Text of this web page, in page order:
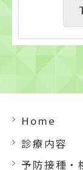
Home
診療内容
予防接種・